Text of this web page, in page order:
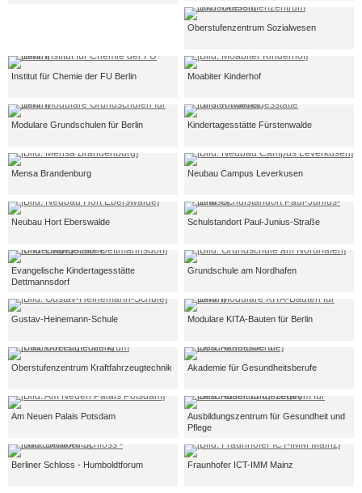
Oberstufenzentrum Sozialwesen
Institut für Chemie der FU Berlin Moabiter Kinderhof
Modulare Grundschulen für Berlin Kindertagesstätte Fürstenwalde
Mensa Brandenburg Neubau Campus Leverkusen
Neubau Hort Eberswalde Schulstandort Paul-Junius-Straße
Evangelische Kindertagesstätte
Dettmannsdorf
Grundschule am Nordhafen
Gustav-Heinemann-Schule Modulare KITA-Bauten für Berlin
Oberstufenzentrum Kraftfahrzeugtechnik Akademie für Gesundheitsberufe
Am Neuen Palais Potsdam
Ausbildungszentrum für Gesundheit und
Pflege
Berliner Schloss - Humboldtforum Fraunhofer ICT-IMM Mainz